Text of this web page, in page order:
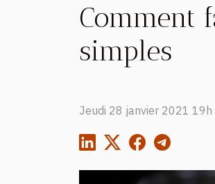
Comment
simples
Jeudi 28 janvier 2021 19h